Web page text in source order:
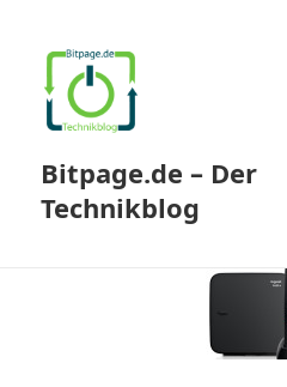
Bitpage.de – Der
Technikblog